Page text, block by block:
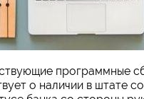
программные
о наличии в штате